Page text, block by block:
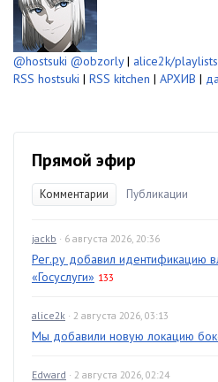
@hostsuki @obzorly| alice2k/playlists
RSS hostsuki | RSS kitchen | АРХИВ |
Прямой эфир
Комментарии Публикации
jackb · 6 августа 2026, 20:36
Рег.ру добавил идентификацию
«Госуслуги» 133
alice2k · 2 августа 2026, 03:13
Мы добавили новую локацию
Edward · 2 августа 2026, 02:24